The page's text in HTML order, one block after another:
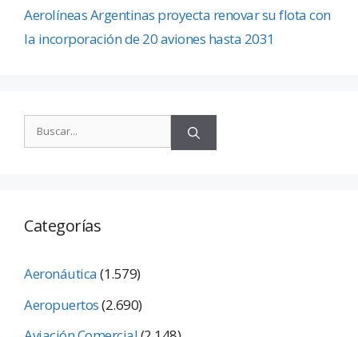
Aerolíneas Argentinas proyecta renovar su flota con
la incorporación de 20 aviones hasta 2031
Categorías
Aeronáutica(1.579)
Aeropuertos(2.690)